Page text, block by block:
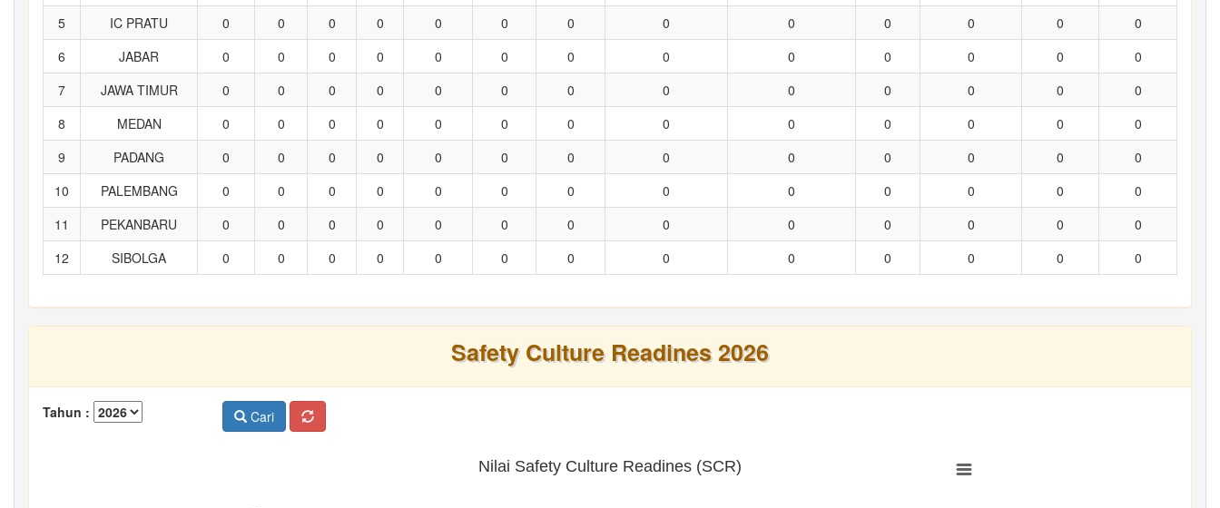
5
IC PRATU 0 0 0 0 0 0 0 0 0 0 0 0
0
6
JABAR 0 0 0 0 0 0 0 0 0 0 0 0
0
7
JAWA TIMUR 0 0 0 0 0 0 0 0 0 0 0 0
0
8
MEDAN 0 0 0 0 0 0 0 0 0 0 0 0
0
9
PADANG 0 0 0 0 0 0 0 0 0 0 0 0
0
10
PALEMBANG 0 0 0 0 0 0 0 0 0 0 0 0
0
11
PEKANBARU 0 0 0 0 0 0 0 0 0 0 0 0
0
12
SIBOLGA 0 0 0 0 0 0 0 0 0 0 0 0 0
Safety Culture Readines 2026
Tahun : Cari
Nilai Safety Culture Readines (SCR)